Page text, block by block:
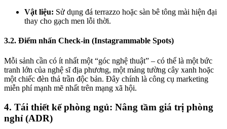
Vật liệu: Sử dụng đá terrazzo hoặc sàn bê tông mài hiện đại
thay cho gạch men lỗi thời.
3.2. Điểm nhấn Check-in (Instagrammable Spots)
Mỗi sảnh cần có ít nhất một “góc nghệ thuật” – có thể là một bức
tranh lớn của nghệ sĩ địa phương, một mảng tường cây xanh hoặc
một chiếc đèn thả trần độc bản. Đây chính là công cụ marketing
miễn phí mạnh mẽ nhất trên mạng xã hội.
4. Tái thiết kế phòng ngủ: Nâng tầm giá trị phòng
nghỉ (ADR)